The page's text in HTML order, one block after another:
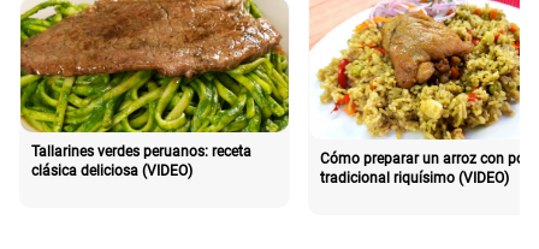
Tallarines verdes peruanos: receta
clásica deliciosa (VIDEO)
Cómo preparar un arroz con pollo
tradicional riquísimo (VIDEO)